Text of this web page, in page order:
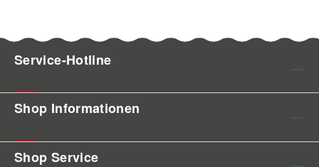
Service-Hotline
Shop Informationen
Shop Service